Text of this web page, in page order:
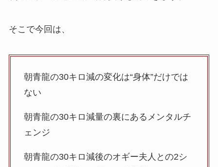
そこで今回は、
朝青龍の30キロ減の変化は“身体”だけでは
ない
朝青龍の30キロ減量の裏にあるメンタルチ
ェンジ
朝青龍の30キロ減後のオギー夫人との2シ